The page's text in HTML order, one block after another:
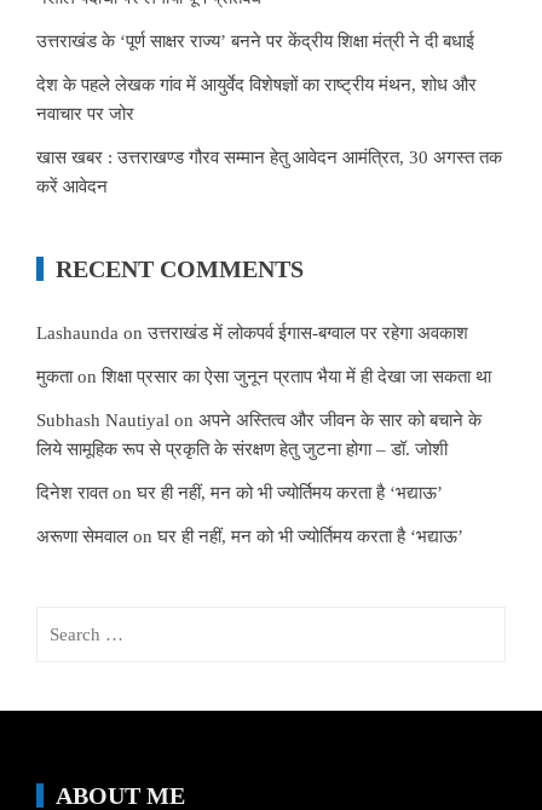
उत्तराखंड के ‘पूर्ण साक्षर राज्य’ बनने पर केंद्रीय शिक्षा मंत्री ने दी बधाई
देश के पहले लेखक गांव में आयुर्वेद विशेषज्ञों का राष्ट्रीय मंथन, शोध और
नवाचार पर जोर
खास खबर : उत्तराखण्ड गौरव सम्मान हेतु आवेदन आमंत्रित, 30 अगस्त तक
करें आवेदन
RECENT COMMENTS
Lashaunda onउत्तराखंड में लोकपर्व ईगास-बग्वाल पर रहेगा अवकाश
मुकताonशिक्षा प्रसार का ऐसा जुनून प्रताप भैया में ही देखा जा सकता था
Subhash Nautiyal on अपने अस्तित्व और जीवन के सार को बचाने के
लिये सामूहिक रूप से प्रकृति के संरक्षण हेतु जुटना होगा – डॉ. जोशी
दिनेश रावतonघर ही नहीं, मन को भी ज्योर्तिमय करता है ‘भद्याऊ’
अरूणा सेमवाल onघर ही नहीं, मन को भी ज्योर्तिमय करता है ‘भद्याऊ’
ABOUT ME